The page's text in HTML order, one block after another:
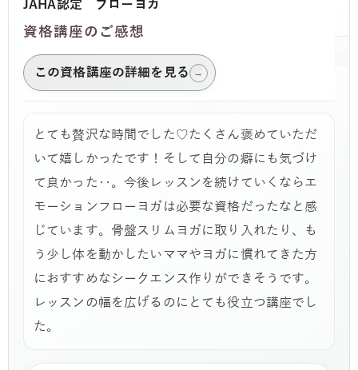
JAHA認定 フローヨガ
資格講座のご感想
この資格講座の詳細を見る →
とても贅沢な時間でした♡たくさん褒めていただ
いて嬉しかったです！そして自分の癖にも気づけ
て良かった‥。今後レッスンを続けていくならエ
モーションフローヨガは必要な資格だったなと感
じています。骨盤スリムヨガに取り入れたり、も
う少し体を動かしたいママやヨガに慣れてきた方
におすすめなシークエンス作りができそうです。
レッスンの幅を広げるのにとても役立つ講座でし
た。